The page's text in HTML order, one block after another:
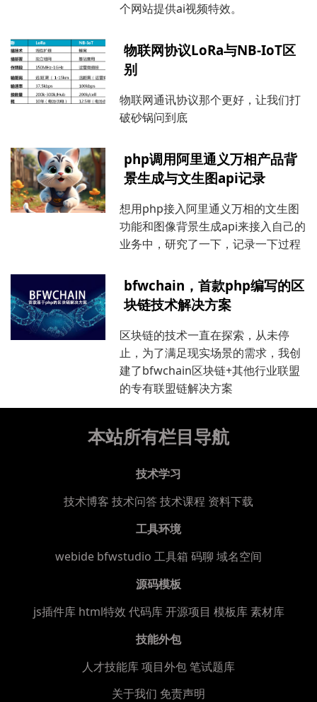
个网站提供ai视频特效。
物联网协议LoRa与NB-IoT区
别
物联网通讯协议那个更好，让我们打
破砂锅问到底
php调用阿里通义万相产品背
景生成与文生图api记录
想用php接入阿里通义万相的文生图
功能和图像背景生成api来接入自己的
业务中，研究了一下，记录一下过程
bfwchain，首款php编写的区
块链技术解决方案
区块链的技术一直在探索，从未停
止，为了满足现实场景的需求，我创
建了bfwchain区块链+其他行业联盟
的专有联盟链解决方案
本站所有栏目导航
技术学习
技术博客 技术问答技术课程 资料下载
工具环境
webide bfwstudio 工具箱 码聊 域名空间
源码模板
js插件库 html特效 代码库 开源项目 模板库 素材库
技能外包
人才技能库项目外包笔试题库
关于我们 免责声明